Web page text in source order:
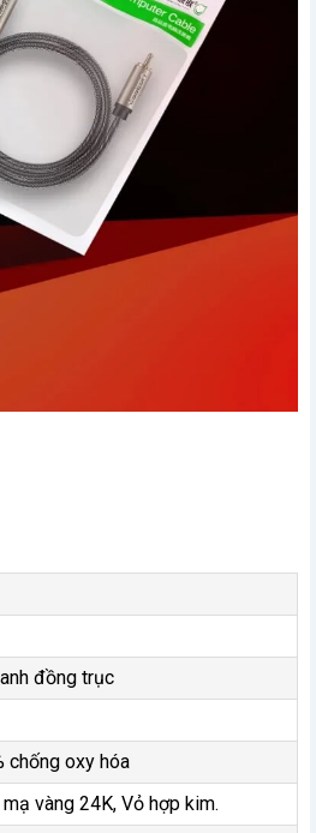
đồng trục
chống oxy hóa
vàng 24K, Vỏ hợp kim.